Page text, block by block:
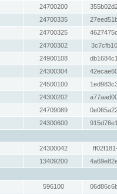
24700200
24700335
24700325
24700302
24900108
24300304
24500100
24300202
24709089
24300600
24300042
13409200
596100